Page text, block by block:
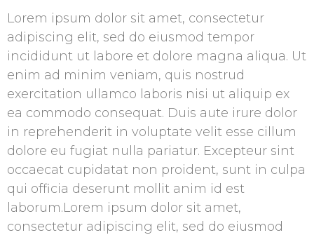
Lorem ipsum dolor sit amet, consectetur
adipiscing elit, sed do eiusmod tempor
incididunt ut labore et dolore magna aliqua. Ut
enim ad minim veniam, quis nostrud
exercitation ullamco laboris nisi ut aliquip ex
ea commodo consequat. Duis aute irure dolor
in reprehenderit in voluptate velit esse cillum
dolore eu fugiat nulla pariatur. Excepteur sint
occaecat cupidatat non proident, sunt in culpa
qui officia deserunt mollit anim id est
laborum.Lorem ipsum dolor sit amet,
consectetur adipiscing elit, sed do eiusmod